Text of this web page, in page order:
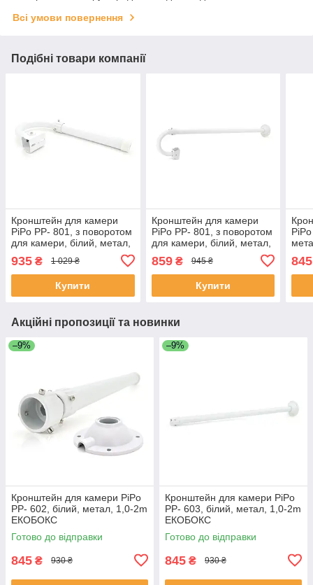
Всі умови повернення
Подібні товари компанії
Кронштейн для камери
PiPo PP- 801, з поворотом
для камери, білий, метал,
935 ₴ 1 029 ₴
Купити
Кронштейн для камери
PiPo PP- 801, з поворотом
для камери, білий, метал,
859₴ 945 ₴
Купити
845
Акційні пропозиції та новинки
–9%
Кронштейн для камери PiPo
PP- 602, білий, метал, 1,0-2m
ЕКОБОКС
Готово до відправки
845 ₴ 930 ₴
–9%
Кронштейн для камери PiPo
PP- 603, білий, метал, 1,0-2m
ЕКОБОКС
Готово до відправки
845 ₴ 930 ₴